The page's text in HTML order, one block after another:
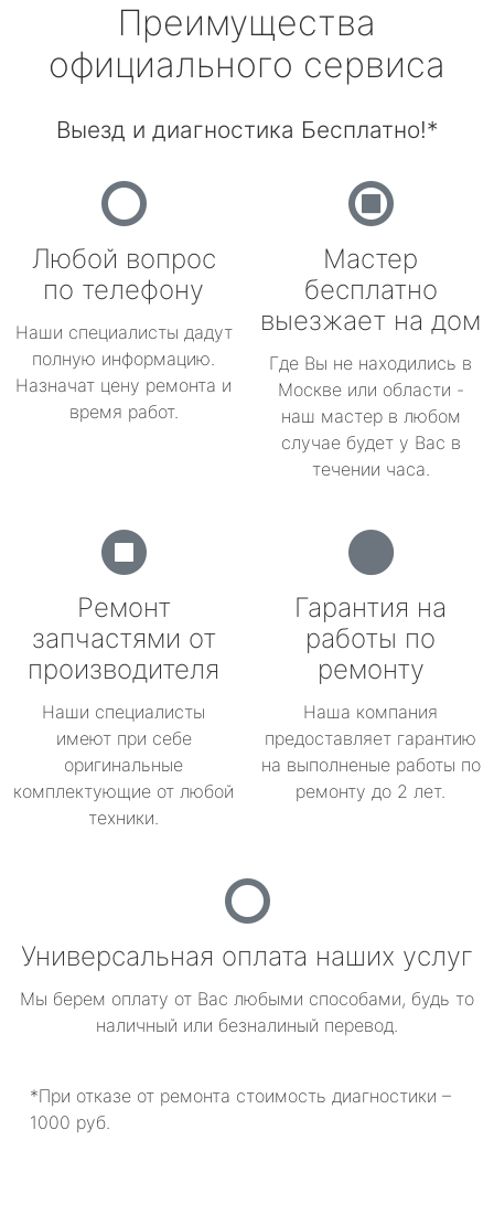
Преимущества
официального сервиса
Выезд и диагностика Бесплатно!*
Любой вопрос
по телефону
Наши специалисты дадут
полную информацию.
Назначат цену ремонта и
время работ.
Мастер
бесплатно
выезжает на дом
Где Вы не находились в
Москве или области -
наш мастер в любом
случае будет у Вас в
течении часа.
Ремонт
запчастями от
производителя
Наши специалисты
имеют при себе
оригинальные
комплектующие от любой
техники.
Гарантия на
работы по
ремонту
Наша компания
предоставляет гарантию
на выполненые работы по
ремонту до 2 лет.
Универсальная оплата наших услуг
Мы берем оплату от Вас любыми способами, будь то
наличный или безналиный перевод.
*При отказе от ремонта стоимость диагностики –
1000 руб.